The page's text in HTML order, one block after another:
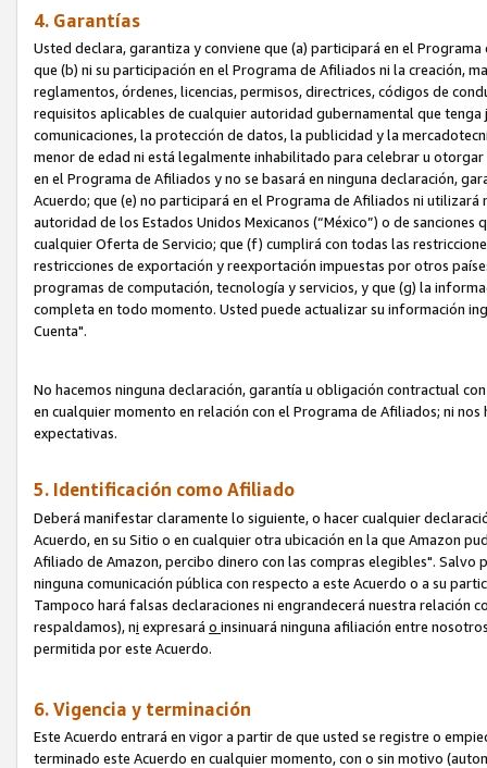
4. Garantías
Usted declara, garantiza y conviene que (a) participará en el
que (b) ni su participación en el Programa de Afiliados ni la creación,
reglamentos, órdenes, licencias, permisos, directrices, códigos de
requisitos aplicables de cualquier autoridad gubernamental que
comunicaciones, la protección de datos, la publicidad y la
menor de edad ni está legalmente inhabilitado para celebrar u
en el Programa de Afiliados y no se basará en ninguna declaración,
Acuerdo; que (e) no participará en el Programa de Afiliados ni
autoridad de los Estados Unidos Mexicanos (“México”) o de
cualquier Oferta de Servicio; que (f) cumplirá con todas las
restricciones de exportación y reexportación impuestas por otros
programas de computación, tecnología y servicios, y que (g) la
completa en todo momento. Usted puede actualizar su información
Cuenta".
No hacemos ninguna declaración, garantía u obligación contractual
en cualquier momento en relación con el Programa de Afiliados; ni
expectativas.
5. Identificación como Afiliado
Deberá manifestar claramente lo siguiente, o hacer cualquier
Acuerdo, en su Sitio o en cualquier otra ubicación en la que Amazon
Afiliado de Amazon, percibo dinero con las compras elegibles". Salvo
ninguna comunicación pública con respecto a este Acuerdo o a su
Tampoco hará falsas declaraciones ni engrandecerá nuestra relación
respaldamos), ni expresará o insinuará ninguna afiliación entre
permitida por este Acuerdo.
6. Vigencia y terminación
Este Acuerdo entrará en vigor a partir de que usted se registre o
terminado este Acuerdo en cualquier momento, con o sin motivo